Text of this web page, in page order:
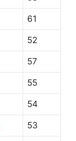
61
52
57
55
54
53